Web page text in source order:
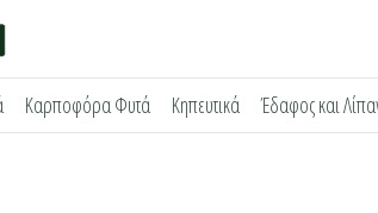
Καρποφόρα Φυτά Κηπευτικά Έδαφος και